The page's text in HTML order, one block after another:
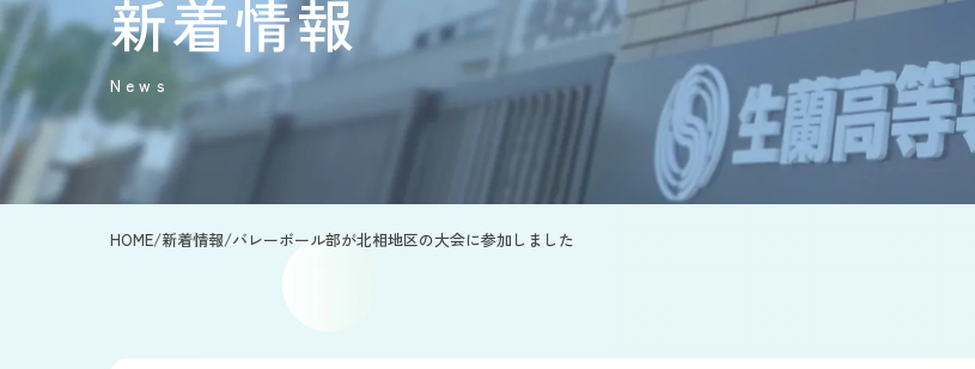
新着情報
News
HOME/新着情報/バレーボール部が北相地区の大会に参加しました